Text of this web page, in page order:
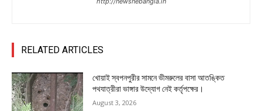
RELATED ARTICLES
খোয়াই স্বপনপুরীর সামনে ভীমরুলের বাসা আতঙ্কিত
পথযাত্রীরা ভাঙ্গার উদ্যোগ নেই কর্তৃপক্ষের।
August 3, 2026